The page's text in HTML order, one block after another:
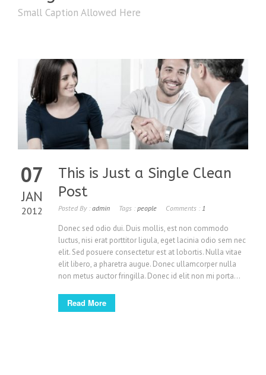
Small Caption Allowed Here
07
JAN
2012
This is Just a Single Clean
Post
Posted By : admin Tags : people Comments : 1
Donec sed odio dui. Duis mollis, est non commodo
luctus, nisi erat porttitor ligula, eget lacinia odio sem nec
elit. Sed posuere consectetur est at lobortis. Nulla vitae
elit libero, a pharetra augue. Donec ullamcorper nulla
non metus auctor fringilla. Donec id elit non mi porta...
Read More